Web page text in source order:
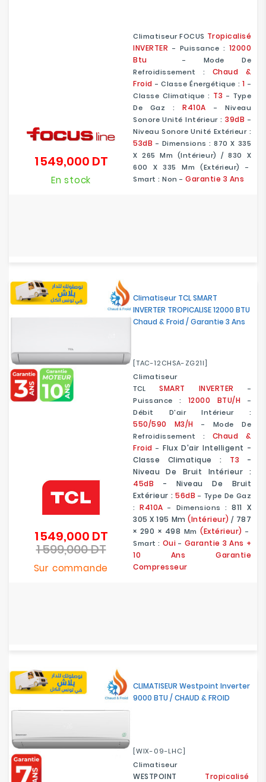
Climatiseur FOCUS Tropicalisé
INVERTER - Puissance : 12000
Btu - Mode De
Refroidissement : Chaud &
Froid - Classe Énergétique : 1 -
Classe Climatique : T3 - Type
De Gaz :R410A - Niveau
Sonore Unité Intérieur :39dB -
Niveau Sonore Unité Extérieur :
53dB - Dimensions : 870 X 335
X 265 Mm (Intérieur) / 830 X
600 X 335 Mm (Extérieur) -
Smart : Non - Garantie 3 Ans
1 549,000 DTPrix
En stock
Climatiseur TCL SMART
INVERTER TROPICALISE 12000 BTU
Chaud & Froid / Garantie 3 Ans
[TAC-12CHSA-ZG21I]
Climatiseur
TCLSMART INVERTER -
Puissance :
12000 BTU/H -
Débit D'air Intérieur :
550/590 M3/h - Mode De
Refroidissement : Chaud &
Froid -Flux D'air Intelligent -
Classe Climatique : T3 -
Niveau De Bruit Intérieur :
45dB - Niveau De Bruit
Extérieur : 56dB - Type De Gaz
:R410A - Dimensions :811 X
305 X 195 Mm (Intérieur) / 787
× 290 × 498 Mm(Extérieur) -
Smart : Oui - Garantie 3 Ans +
10 Ans Garantie
Compresseur
1 549,000 DTPrix
1 599,000 DTPrix
Sur commande
CLIMATISEUR Westpoint Inverter
9000 BTU / CHAUD & FROID
[WIX-09-LHC]
Climatiseur
WESTPOINT Tropicalisé